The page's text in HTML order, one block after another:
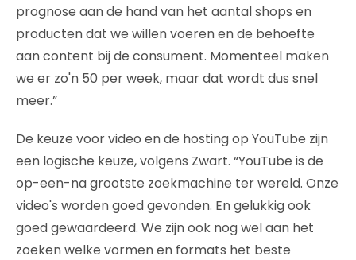
prognose aan de hand van het aantal shops en
producten dat we willen voeren en de behoefte
aan content bij de consument. Momenteel maken
we er zo'n 50 per week, maar dat wordt dus snel
meer.”
De keuze voor video en de hosting op YouTube zijn
een logische keuze, volgens Zwart. “YouTube is de
op-een-na grootste zoekmachine ter wereld. Onze
video's worden goed gevonden. En gelukkig ook
goed gewaardeerd. We zijn ook nog wel aan het
zoeken welke vormen en formats het beste